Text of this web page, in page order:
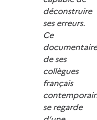
déconstruire
ses erreurs.
Ce
documentaire
de ses
collègues
français
se regarde